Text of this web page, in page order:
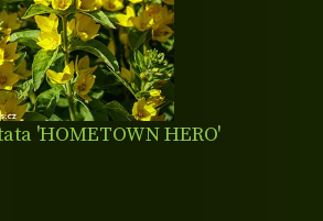
'HOMETOWN HERO'